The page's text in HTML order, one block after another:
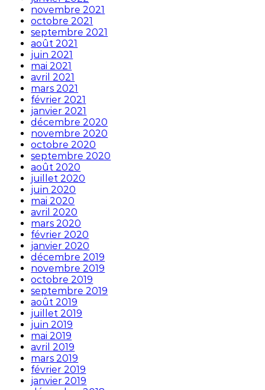
novembre 2021
octobre 2021
septembre 2021
août 2021
juin 2021
mai 2021
avril 2021
mars 2021
février 2021
janvier 2021
décembre 2020
novembre 2020
octobre 2020
septembre 2020
août 2020
juillet 2020
juin 2020
mai 2020
avril 2020
mars 2020
février 2020
janvier 2020
décembre 2019
novembre 2019
octobre 2019
septembre 2019
août 2019
juillet 2019
juin 2019
mai 2019
avril 2019
mars 2019
février 2019
janvier 2019